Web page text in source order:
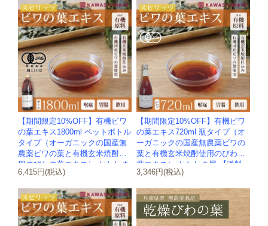
【期間限定10%OFF】有機ビワ
の葉エキス1800ml ペットボトル
タイプ（オーガニックの国産無
農薬ビワの葉と有機玄米焼酎使
用のびわの葉エキス）-かわしま
屋-
6,415円(税込)
【期間限定10%OFF】有機ビワ
の葉エキス720ml 瓶タイプ（オ
ーガニックの国産無農薬ビワの
葉と有機玄米焼酎使用のびわの
葉エキス）-かわしま屋-【送料
無...
3,346円(税込)